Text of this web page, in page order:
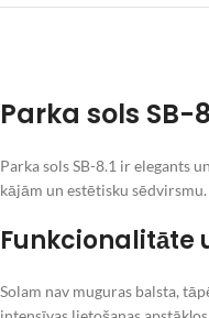
Parka sols
Parka sols SB-8.1 ir elegants
kājām un estētisku
Funkcionalitāte
Solam nav muguras balsta,